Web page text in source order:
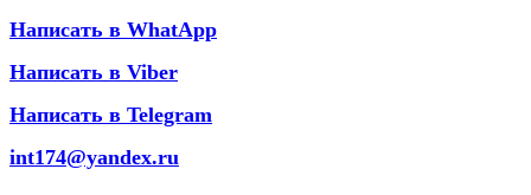
Написать в WhatApp
Написать в Viber
Написать в Telegram
int174@yandex.ru